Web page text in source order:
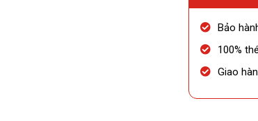
Bảo
100%
Giao